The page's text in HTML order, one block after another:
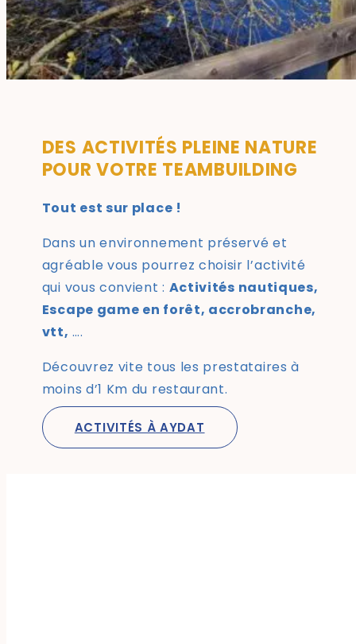
DES ACTIVITÉS PLEINE NATURE
POUR VOTRE TEAMBUILDING
Tout est sur place !
Dans un environnement préservé et
agréable vous pourrez choisir l’activité
qui vous convient : Activités nautiques,
Escape game en forêt, accrobranche,
vtt, ….
Découvrez vite tous les prestataires à
moins d’1 Km du restaurant.
ACTIVITÉS À AYDAT